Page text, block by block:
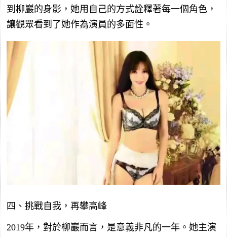
到柳巖的身影，她用自己的方式詮釋著每一個角色，
讓觀眾看到了她作為演員的多面性。
四、挑戰自我，再攀高峰
2019年，對於柳巖而言，是意義非凡的一年。她主演